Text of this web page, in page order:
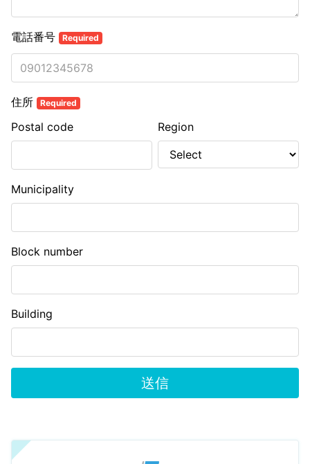
電話番号 Required
住所 Required
Postal code Region
Municipality
Block number
Building
送信